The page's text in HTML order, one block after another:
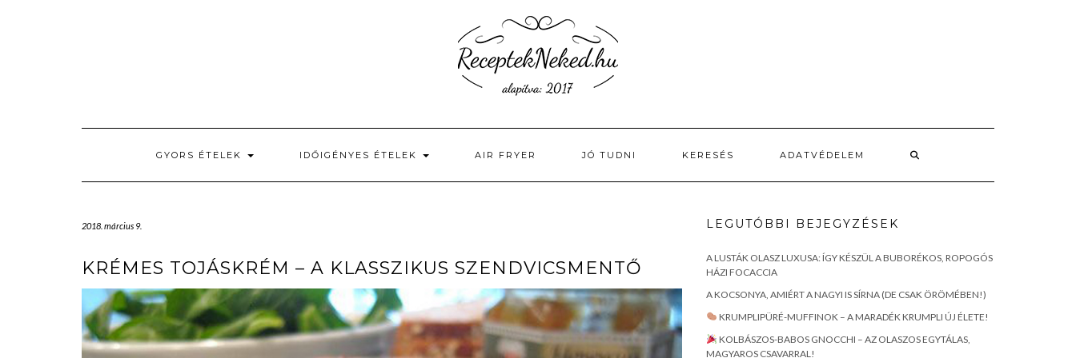
GYORS ÉTELEK IDŐIGÉNYES ÉTELEK AIR FRYER JÓ TUDNI KERESÉS ADATVÉDELEM
2018. március 9.
KRÉMES TOJÁSKRÉM – A KLASSZIKUS SZENDVICSMENTŐ
LEGUTÓBBI BEJEGYZÉSEK
A LUSTÁK OLASZ LUXUSA: ÍGY KÉSZÜL A BUBORÉKOS, ROPOGÓS
HÁZI FOCACCIA
A KOCSONYA, AMIÉRT A NAGYI IS SÍRNA (DE CSAK ÖRÖMÉBEN!)
KRUMPLIPÜRÉ-MUFFINOK – A MARADÉK KRUMPLI ÚJ ÉLETE!
KOLBÁSZOS-BABOS GNOCCHI – AZ OLASZOS EGYTÁLAS,
MAGYAROS CSAVARRAL!